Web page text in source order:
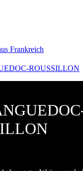
Frankreich
ROUSSILLON